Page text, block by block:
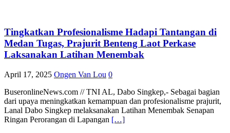
Tingkatkan Profesionalisme Hadapi Tantangan di
Medan Tugas, Prajurit Benteng Laot Perkase
Laksanakan Latihan Menembak
April 17, 2025 Ongen Van Lou 0
BuseronlineNews.com // TNI AL, Dabo Singkep,- Sebagai bagian
dari upaya meningkatkan kemampuan dan profesionalisme prajurit,
Lanal Dabo Singkep melaksanakan Latihan Menembak Senapan
Ringan Perorangan di Lapangan […]